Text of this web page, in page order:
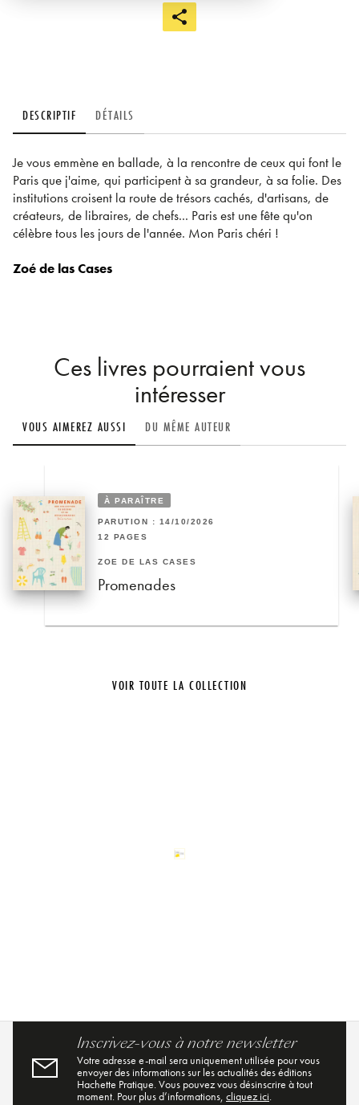
DESCRIPTIF DÉTAILS
Je vous emmène en ballade, à la rencontre de ceux qui font le
Paris que j'aime, qui participent à sa grandeur, à sa folie. Des
institutions croisent la route de trésors cachés, d'artisans, de
créateurs, de libraires, de chefs... Paris est une fête qu'on
célèbre tous les jours de l'année. Mon Paris chéri !
Zoé de las Cases
Ces livres pourraient vous
intéresser
VOUS AIMEREZ AUSSI DU MÊME AUTEUR
À PARAÎTRE
PARUTION : 14/10/2026
12 PAGES
ZOÉ DE LAS CASES
Promenades
VOIR TOUTE LA COLLECTION
Inscrivez-vous à notre newsletter
Votre adresse e-mail sera uniquement utilisée pour vous
envoyer des informations sur les actualités des éditions
Hachette Pratique. Vous pouvez vous désinscrire à tout
moment. Pour plus d’informations, cliquez ici.